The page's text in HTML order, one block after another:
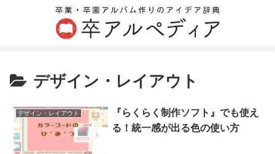
デザイン・レイアウト
デザイン・レイアウト
『らくらく制作ソフト』でも使え
る！統一感が出る色の使い方